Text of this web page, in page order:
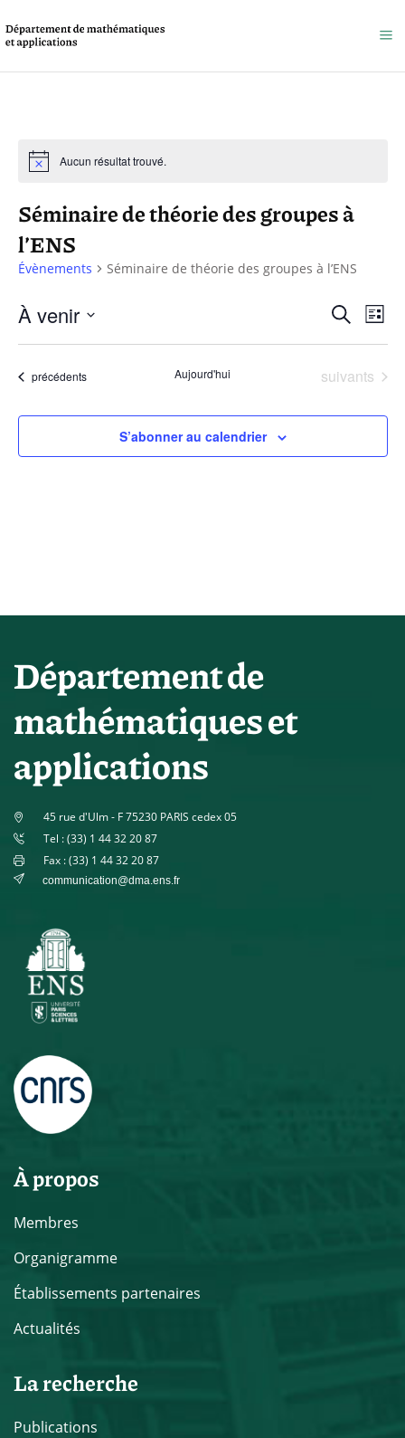
Aucun résultat trouvé.
Séminaire de théorie des groupes à
l’ENS
Évènements Séminaire de théorie des groupes à l’ENS
et
de
Recherche
de
Liste
À venir
Sélectionnez
date.
Évènements
précédents Aujourd'hui Évènements
suivants
S’abonner au calendrier
Département de
mathématiques et
applications
45 rue d'Ulm - F 75230 PARIS cedex 05
Tel : (33) 1 44 32 20 87
Fax : (33) 1 44 32 20 87
communication@dma.ens.fr
À propos
Membres
Organigramme
Établissements partenaires
Actualités
La recherche
Publications